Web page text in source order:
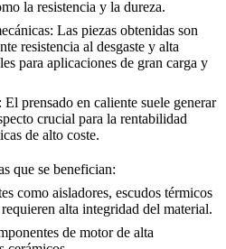
la resistencia y la dureza.
Las piezas obtenidas son
resistencia al desgaste y alta
para aplicaciones de gran carga y
El prensado en caliente suele generar
crucial para la rentabilidad
de alto coste.
que se benefician:
como aisladores, escudos térmicos
alta integridad del material.
de motor de alta